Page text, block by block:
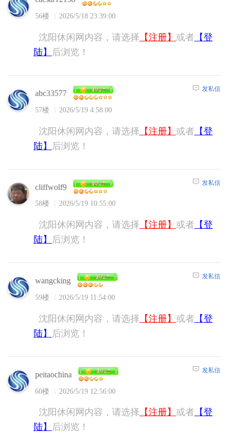
56楼 2026/5/18 23:39:00
沈阳休闲网内容，请选择 【注册】 或者 【登
陆】
后浏览！
abc33577
57楼 2026/5/19 4:58:00
发私信
沈阳休闲网内容，请选择 【注册】 或者 【登
陆】
后浏览！
cliffwolf9
58楼 2026/5/19 10:55:00
发私信
沈阳休闲网内容，请选择 【注册】 或者 【登
陆】
后浏览！
wangcking
59楼 2026/5/19 11:54:00
发私信
沈阳休闲网内容，请选择 【注册】 或者 【登
陆】
后浏览！
peitaochina
60楼 2026/5/19 12:56:00
发私信
沈阳休闲网内容，请选择 【注册】 或者 【登
陆】
后浏览！